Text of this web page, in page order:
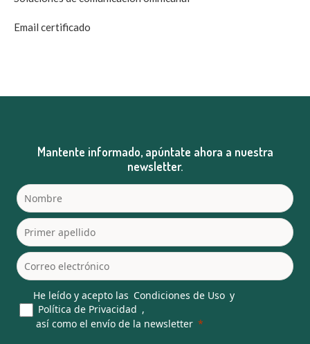
Email certificado
Mantente informado, apúntate ahora a nuestra
newsletter.
He leído y acepto las Condiciones de Uso y
Política de Privacidad ,
así como el envío de la newsletter